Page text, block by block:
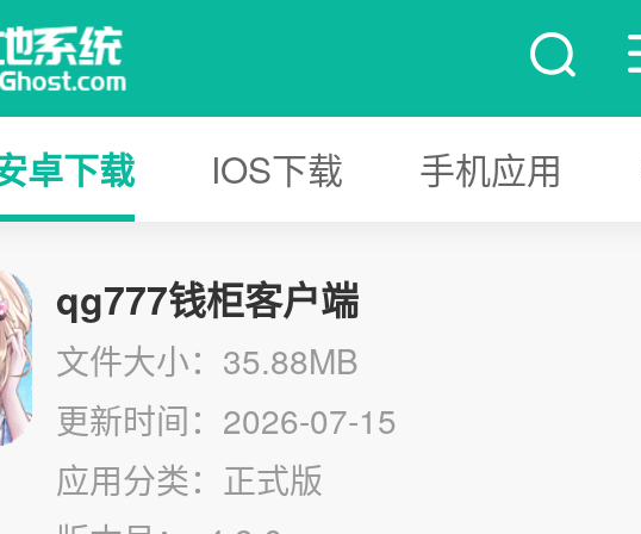
卓下载 IOS下载 手机应用
qg777钱柜客户端
文件大小：35.88MB
更新时间：2026-07-15
应用分类：正式版